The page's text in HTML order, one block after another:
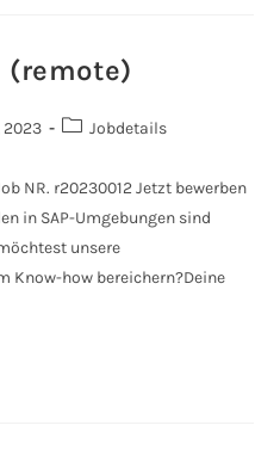
(remote)
2023 Jobdetails
NR. r20230012 Jetzt bewerben
in SAP-Umgebungen sind
unsere
Know-how bereichern?Deine